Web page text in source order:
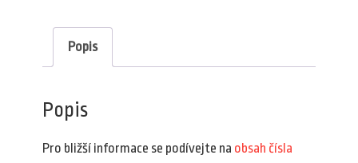
Popis
Popis
Pro bližší informace se podívejte na obsah čísla